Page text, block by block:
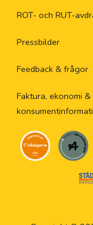
ROT- och RUT-
Pressbilder
Feedback & frågor
Faktura, ekonomi &